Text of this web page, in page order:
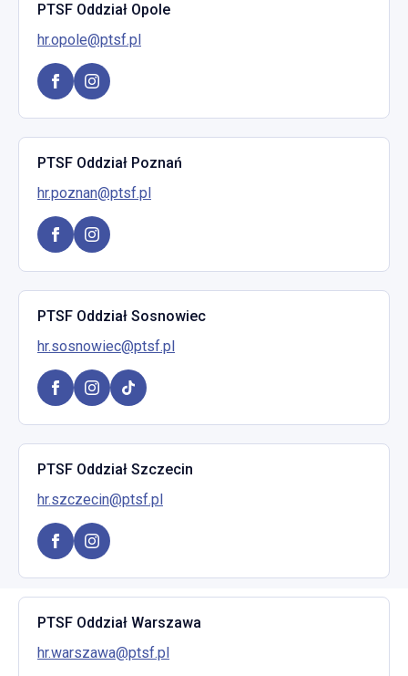
PTSF Oddział Opole
hr.opole@ptsf.pl
PTSF Oddział Poznań
hr.poznan@ptsf.pl
PTSF Oddział Sosnowiec
hr.sosnowiec@ptsf.pl
PTSF Oddział Szczecin
hr.szczecin@ptsf.pl
PTSF Oddział Warszawa
hr.warszawa@ptsf.pl